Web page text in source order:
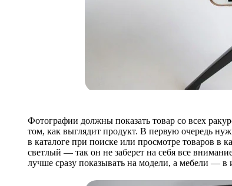
Фотографии должны показать товар со всех
том, как выглядит продукт. В первую очередь
в каталоге при поиске или просмотре товаров в
светлый — так он не заберет на себя все
лучше сразу показывать на модели, а мебели — в